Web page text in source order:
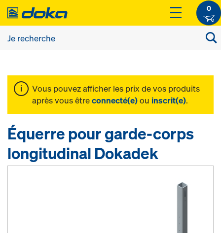
0
Vous pouvez afficher les prix de vos produits
après vous êtreconnecté(e)ou inscrit(e).
Équerre pour garde-corps
longitudinal Dokadek